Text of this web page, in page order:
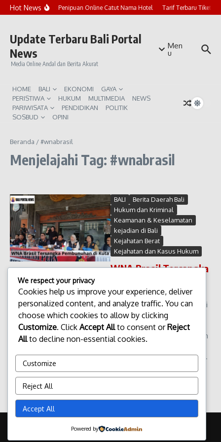
Lewati ke konten
Hot NewsMarak Penipuan Online Catut Nama Hotel Tarif Terbaru Tiket
Update Terbaru Bali Portal
News
Media Online Andal dan Berita Akurat
Men
u
HOME BALI EKONOMI
GAYA
PERISTIWA
HUKUM MULTIMEDIA
NEWS
PARIWISATA
PENDIDIKAN
POLITIK
SOSBUD
OPINI
Beranda /#wnabrasil
Menjelajahi Tag: #wnabrasil
BALI
Berita Daerah Bali
Hukum dan Kriminal
Keamanan & Keselamatan
kejadian di Bali
Kejahatan Berat
Kejahatan dan Kasus Hukum
WNA Brasil Tersangka
WNA Brasil Tersangka
Pembunuhan di Kuta Kuta, Bali
– Kasus pembunuhan yang
melibatkan warga negara
asing kembali menjadi sorotan
Seorang Warga Negara Brasil
admin Maret 31, 2026
Read More
Copyright © 2026 Update Terbaru Bali Portal News | Powered by
We respect your privacy
Cookies help us improve your experience, deliver
personalized content, and analyze traffic. You can
choose which cookies to allow by clicking
Customize. Click Accept Allto consent orReject
Allto decline non-essential cookies.
Customize
Reject All
Accept All
Powered by